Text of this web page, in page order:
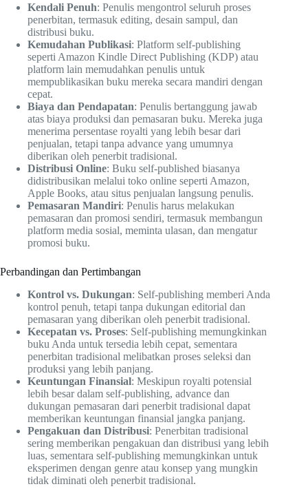
Kendali Penuh: Penulis mengontrol seluruh proses
penerbitan, termasuk editing, desain sampul, dan
distribusi buku.
Kemudahan Publikasi: Platform self-publishing
seperti Amazon Kindle Direct Publishing (KDP) atau
platform lain memudahkan penulis untuk
mempublikasikan buku mereka secara mandiri dengan
cepat.
Biaya dan Pendapatan: Penulis bertanggung jawab
atas biaya produksi dan pemasaran buku. Mereka juga
menerima persentase royalti yang lebih besar dari
penjualan, tetapi tanpa advance yang umumnya
diberikan oleh penerbit tradisional.
Distribusi Online: Buku self-published biasanya
didistribusikan melalui toko online seperti Amazon,
Apple Books, atau situs penjualan langsung penulis.
Pemasaran Mandiri: Penulis harus melakukan
pemasaran dan promosi sendiri, termasuk membangun
platform media sosial, meminta ulasan, dan mengatur
promosi buku.
Perbandingan dan Pertimbangan
Kontrol vs. Dukungan: Self-publishing memberi Anda
kontrol penuh, tetapi tanpa dukungan editorial dan
pemasaran yang diberikan oleh penerbit tradisional.
Kecepatan vs. Proses: Self-publishing memungkinkan
buku Anda untuk tersedia lebih cepat, sementara
penerbitan tradisional melibatkan proses seleksi dan
produksi yang lebih panjang.
Keuntungan Finansial: Meskipun royalti potensial
lebih besar dalam self-publishing, advance dan
dukungan pemasaran dari penerbit tradisional dapat
memberikan keuntungan finansial jangka panjang.
Pengakuan dan Distribusi: Penerbitan tradisional
sering memberikan pengakuan dan distribusi yang lebih
luas, sementara self-publishing memungkinkan untuk
eksperimen dengan genre atau konsep yang mungkin
tidak diminati oleh penerbit tradisional.